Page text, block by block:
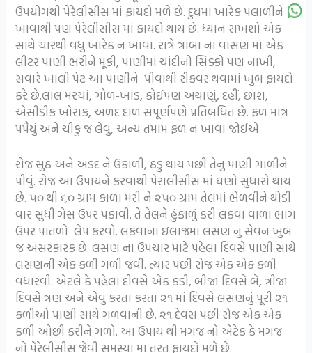
ઉપયોગથી પેરેલીસીસ માં ફાયદો મળે છે. દુધમાં ખારેક પલાળીને
ખાવાથી પણ પેરેલીસીસ માં ફાયદો થાય છે. ધ્યાન રાખશો એક
સાથે ચારથી વધુ ખારેક ન ખાવા. રાત્રે ત્રાંબા ના વાસણ માં એક
લીટર પાણી ભરીને મૂકી, પાણીમાં ચાંદીનો સિક્કો પણ નાખી,
સવારે ખાલી પેટ આ પાણીને પીવાથી રીકવર થવામાં ખુબ ફાયદો
કરે છે.લાલ મરચાં, ગોળ-ખાંડ, કોઈપણ અથાણું, દહીં, છાશ,
એસીડીક ખોરાક, અળદ દાળ સંપૂર્ણપણે પ્રતિબંધિત છે. ફળ માત્ર
પપૈયું અને ચીકુ જ લેવુ, અન્ય તમામ ફળ ન ખાવા જોઈએ.
રોજ સુંઠ અને અડદ ને ઉકાળી, ઠંડું થાય પછી તેનું પાણી ગાળીને
પીવું. રોજ આ ઉપાયને કરવાથી પેરાલીસીસ માં ઘણો સુધારો થાય
છે. ૫૦ થી ૬૦ ગ્રામ કાળા મરી ને ૨૫૦ ગ્રામ તેલમાં ભેળવીને થોડી
વાર સુધી ગેસ ઉપર પકાવી. તે તેલને હુંફાળું કરી લકવા વાળા ભાગ
ઉપર પાતળો લેપ કરવો. લકવાના ઇલાજમાં લસણ નું સેવન ખુબ
જ અસરકારક છે. લસણ ના ઉપચાર માટે પહેલા દિવસે પાણી સાથે
લસણની એક કળી ગળી જવી. ત્યાર પછી રોજ એક એક કળી
વધારવી. એટલે કે પહેલા દીવસે એક કડી, બીજા દિવસે બે, ત્રીજા
દિવસે ત્રણ અને એવું કરતા કરતા ૨૧ માં દિવસે લસણનું પૂરી ૨૧
કળીઓ પાણી સાથે ગળવાની છે. ૨૧ દેવસ પછી રોજ એક એક
કળી ઓછી કરીને ગળો. આ ઉપાય થી મગજ નો એટેક કે મગજ
નો પેરેલીસીસ જેવી સમસ્યા માં તરત ફાયદો મળે છે.